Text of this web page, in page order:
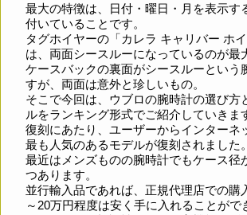
最大の特徴は、日付・曜日・月を表示す
付いていることです。
タグホイヤーの「カレラ キャリバー ホ
は、両面シースルーになっているのが最
ケースバックの裏面がシースルーという
すが、両面は意外と珍しいもの。
そこで今回は、ウブロの腕時計の選び方
ルをランキング形式でご紹介していきま
復刻にあたり、ユーザーからインターネ
最も人気のあるモデルが復刻されました。
最近はメンズものの腕時計でもケース径
つあります。
並行輸入品であれば、正規代理店での購
～20万円程度は安く手に入れることがで